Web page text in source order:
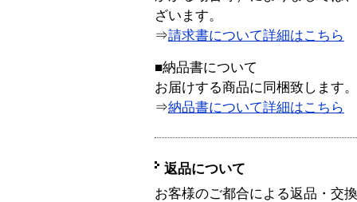
ざいます。
⇒請求書について詳細はこちら
■納品書について
お届けする商品に同梱致します。
⇒納品書について詳細はこちら
返品について
お客様のご都合による返品・交